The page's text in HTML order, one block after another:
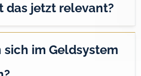
das jetzt relevant?
sich im Geldsystem